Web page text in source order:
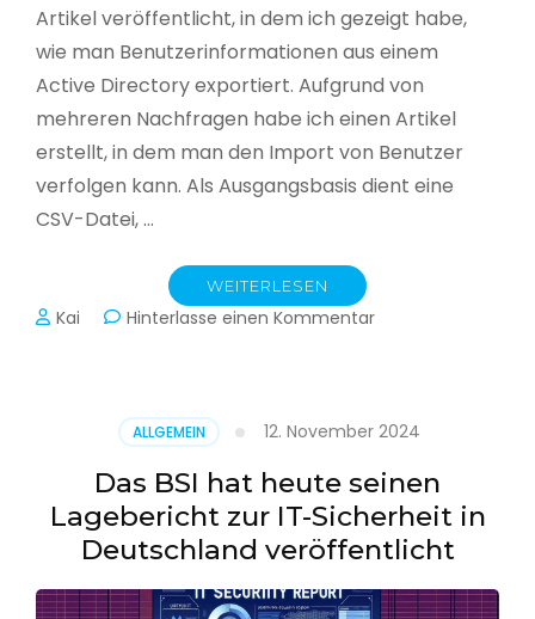
Artikel veröffentlicht, in dem ich gezeigt habe,
wie man Benutzerinformationen aus einem
Active Directory exportiert. Aufgrund von
mehreren Nachfragen habe ich einen Artikel
erstellt, in dem man den Import von Benutzer
verfolgen kann. Als Ausgangsbasis dient eine
CSV-Datei, …
WEITERLESEN
Kai Hinterlasse einen Kommentarzu
aus
CSV
erstellen
ALLGEMEIN 12. November 2024
Das BSI hat heute seinen
Lagebericht zur IT-Sicherheit in
Deutschland veröffentlicht